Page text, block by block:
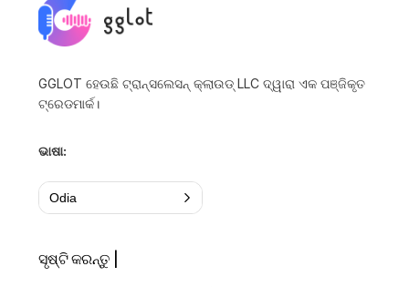
GGLOT ହେଉଛି ଟ୍ରାନ୍ସଲେସନ୍ କ୍ଲାଉଡ୍ LLC ଦ୍ୱାରା ଏକ ପଞ୍ଜିକୃତ
ଟ୍ରେଡମାର୍କ।
ଭାଷା:
Odia
ସୃଷ୍ଟି କରନ୍ତୁ |